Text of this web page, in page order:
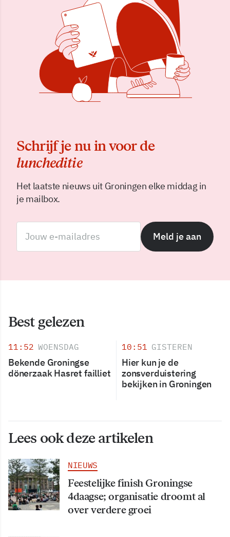
Schrijf je nu in voor de
luncheditie
Het laatste nieuws uit Groningen elke middag in
je mailbox.
Meld je aan
Best gelezen
11:52 WOENSDAG
Bekende Groningse
dönerzaak Hasret failliet
10:51 GISTEREN
Hier kun je de
zonsverduistering
bekijken in Groningen
Lees ook deze artikelen
NIEUWS
Feestelijke finish Groningse
4daagse; organisatie droomt al
over verdere groei